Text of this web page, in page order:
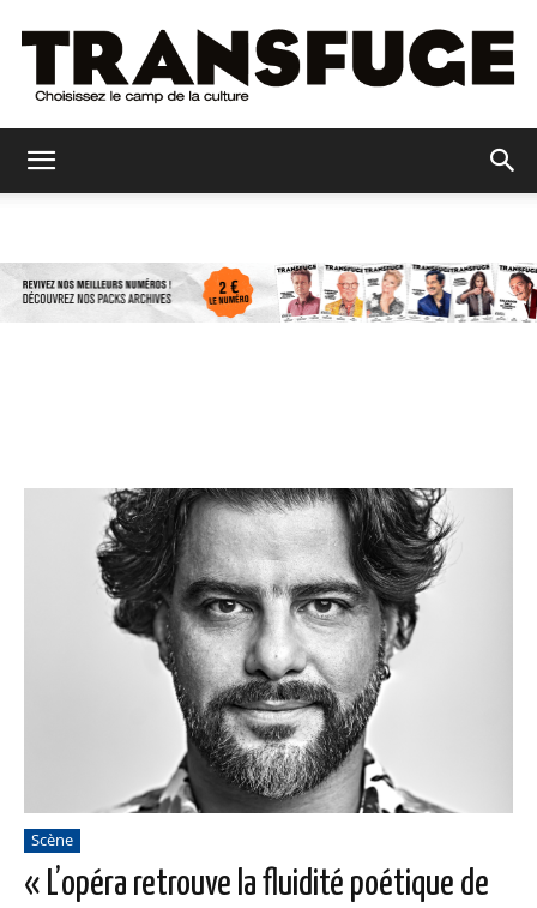
Scène
« L’opéra retrouve la fluidité poétique de